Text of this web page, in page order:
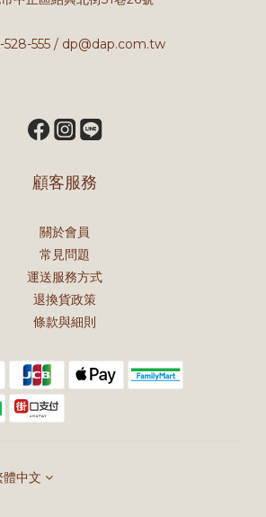
555 / dp@dap.com.tw
顧客服務
關於會員
常見問題
運送服務方式
退換貨政策
條款與細則
體中文